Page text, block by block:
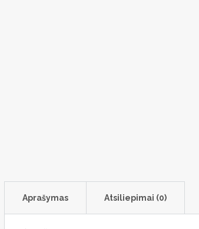
Aprašymas Atsiliepimai (0)